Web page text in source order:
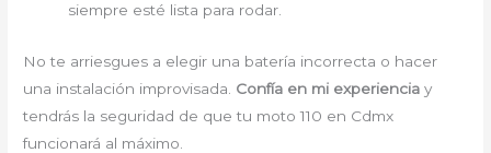
siempre esté lista para rodar.
No te arriesgues a elegir una batería incorrecta o hacer
una instalación improvisada. Confía en mi experiencia y
tendrás la seguridad de que tu moto 110 en Cdmx
funcionará al máximo.